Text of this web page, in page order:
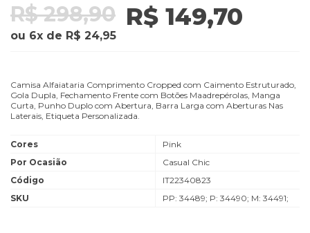
R$ 298,90 R$ 149,70
ou 6x de R$ 24,95
Camisa Alfaiataria Comprimento Cropped com Caimento Estruturado,
Gola Dupla, Fechamento Frente com Botões Maadrepérolas, Manga
Curta, Punho Duplo com Abertura, Barra Larga com Aberturas Nas
Laterais, Etiqueta Personalizada.
Cores
Pink
Por Ocasião
Casual Chic
Código
IT22340823
SKU
PP: 34489; P: 34490; M: 34491;